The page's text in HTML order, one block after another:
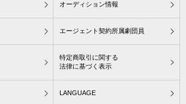
オーディション情報
エージェント契約所属劇団員
特定商取引に関する
法律に基づく表示
LANGUAGE